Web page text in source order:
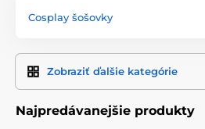
Cosplay šošovky
Zobraziť ďalšie kategórie
Najpredávanejšie produkty